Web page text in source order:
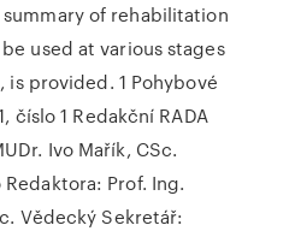
of rehabilitation
used at various stages
provided. 1 Pohybové
číslo 1 Redakční RADA
Ivo Mařík, CSc.
Prof. Ing.
Vědecký Sekretář: